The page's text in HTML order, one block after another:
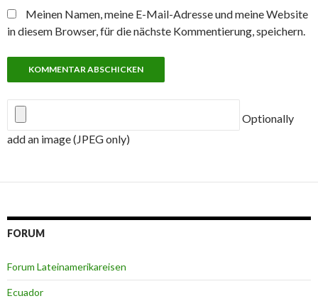
Meinen Namen, meine E-Mail-Adresse und meine Website
in diesem Browser, für die nächste Kommentierung, speichern.
Optionally
add an image (JPEG only)
FORUM
Forum Lateinamerikareisen
Ecuador